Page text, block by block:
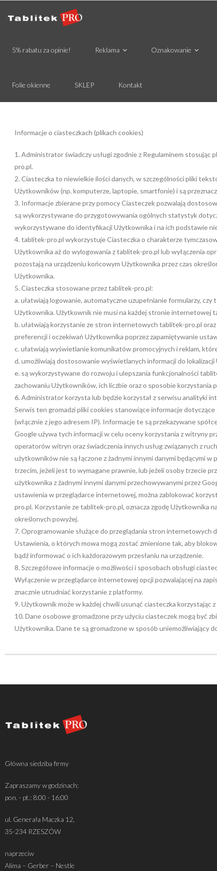
5% rabatu za opinie! Reklama Oznakowanie
Folie okienne SKLEP Kontakt
Informacje o ciasteczkach (plikach cookies)
1. Administrator świadczy usługi zgodnie z Regulaminem
pro.pl.
2. Ciasteczka to niewielkie ilości danych, w szczególności pliki
Użytkowników (np. komputerze, laptopie, smartfonie) i są
3. Informacje zbierane przy pomocy Ciasteczek pozwalają
są wykorzystywane do przygotowywania ogólnych statystyk
wykorzystywane do identyfikacji Użytkownika i na ich podstawie
4. tablitek-pro.pl wykorzystuje Ciasteczka o charakterze
Użytkownika aż do wylogowania z tablitek-pro.pl lub wyłączenia
pozostają na urządzeniu końcowym Użytkownika przez czas
Użytkownika.
5. Ciasteczka stosowane przez tablitek-pro.pl:
a. ułatwiają logowanie, automatyczne uzupełnianie formularzy,
Użytkownika. Użytkownik nie musi na każdej stronie internetowej
b. ułatwiają korzystanie ze stron internetowych tablitek-pro.pl
preferencji i oczekiwań Użytkownika poprzez zapamiętywanie
c. ułatwiają wyświetlanie komunikatów promocyjnych i reklam,
d. umożliwiają dostosowanie wyświetlanych informacji do
e. są wykorzystywane do rozwoju i ulepszania funkcjonalności
zachowaniu Użytkowników, ich liczbie oraz o sposobie korzystania
6. Administrator korzysta lub będzie korzystał z serwisu analityki
Serwis ten gromadzi pliki cookies stanowiące informacje
(włącznie z jego adresem IP). Informacje te są przekazywane
Google używa tych informacji w celu oceny korzystania z witryny
operatorów witryn oraz świadczenia innych usług związanych z
użytkowników nie są łączone z żadnymi innymi danymi będącymi
trzecim, jeżeli jest to wymagane prawnie, lub jeżeli osoby trzecie
użytkownika z żadnymi innymi danymi przechowywanymi przez
ustawienia w przeglądarce internetowej, można zablokować
pro.pl. Korzystanie ze tablitek-pro.pl, oznacza zgodę Użytkownika
określonych powyżej.
7. Oprogramowanie służące do przeglądania stron internetowych
Ustawienia, o których mowa mogą zostać zmienione tak, aby
bądź informować o ich każdorazowym przesłaniu na urządzenie.
8. Szczegółowe informacje o możliwości i sposobach obsługi
Wyłączenie w przeglądarce internetowej opcji pozwalającej na
znacznie utrudniać korzystanie z platformy.
9. Użytkownik może w każdej chwili usunąć ciasteczka
10. Dane osobowe gromadzone przy użyciu ciasteczek mogą być
Użytkownika. Dane te są gromadzone w sposób uniemożliwiający
Główna siedziba firmy
Zapraszamy w godzinach:
pon. - pt.: 8:00 - 16:00
ul. Generała Maczka 12,
35-234 RZESZÓW
naprzeciw
Alima – Gerber – Nestle